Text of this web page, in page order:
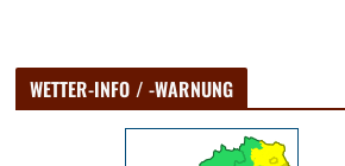
WETTER-INFO / -WARNUNG